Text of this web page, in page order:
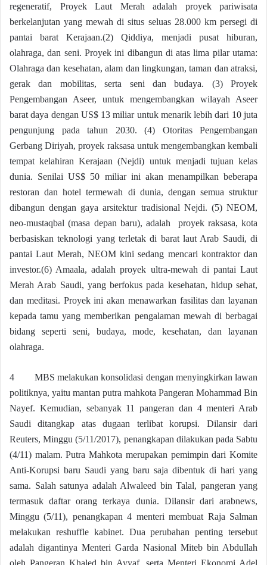
regeneratif, Proyek Laut Merah adalah proyek pariwisata
berkelanjutan yang mewah di situs seluas 28.000 km persegi di
pantai barat Kerajaan.(2) Qiddiya, menjadi pusat hiburan,
olahraga, dan seni. Proyek ini dibangun di atas lima pilar utama:
Olahraga dan kesehatan, alam dan lingkungan, taman dan atraksi,
gerak dan mobilitas, serta seni dan budaya. (3) Proyek
Pengembangan Aseer, untuk mengembangkan wilayah Aseer
barat daya dengan US$ 13 miliar untuk menarik lebih dari 10 juta
pengunjung pada tahun 2030. (4) Otoritas Pengembangan
Gerbang Diriyah, proyek raksasa untuk mengembangkan kembali
tempat kelahiran Kerajaan (Nejdi) untuk menjadi tujuan kelas
dunia. Senilai US$ 50 miliar ini akan menampilkan beberapa
restoran dan hotel termewah di dunia, dengan semua struktur
dibangun dengan gaya arsitektur tradisional Nejdi. (5) NEOM,
neo-mustaqbal (masa depan baru), adalah proyek raksasa, kota
berbasiskan teknologi yang terletak di barat laut Arab Saudi, di
pantai Laut Merah, NEOM kini sedang mencari kontraktor dan
investor.(6) Amaala, adalah proyek ultra-mewah di pantai Laut
Merah Arab Saudi, yang berfokus pada kesehatan, hidup sehat,
dan meditasi. Proyek ini akan menawarkan fasilitas dan layanan
kepada tamu yang memberikan pengalaman mewah di berbagai
bidang seperti seni, budaya, mode, kesehatan, dan layanan
olahraga.
4 MBS melakukan konsolidasi dengan menyingkirkan lawan
politiknya, yaitu mantan putra mahkota Pangeran Mohammad Bin
Nayef. Kemudian, sebanyak 11 pangeran dan 4 menteri Arab
Saudi ditangkap atas dugaan terlibat korupsi. Dilansir dari
Reuters, Minggu (5/11/2017), penangkapan dilakukan pada Sabtu
(4/11) malam. Putra Mahkota merupakan pemimpin dari Komite
Anti-Korupsi baru Saudi yang baru saja dibentuk di hari yang
sama. Salah satunya adalah Alwaleed bin Talal, pangeran yang
termasuk daftar orang terkaya dunia. Dilansir dari arabnews,
Minggu (5/11), penangkapan 4 menteri membuat Raja Salman
melakukan reshuffle kabinet. Dua perubahan penting tersebut
adalah digantinya Menteri Garda Nasional Miteb bin Abdullah
oleh Pangeran Khaled bin Ayyaf, serta Menteri Ekonomi Adel